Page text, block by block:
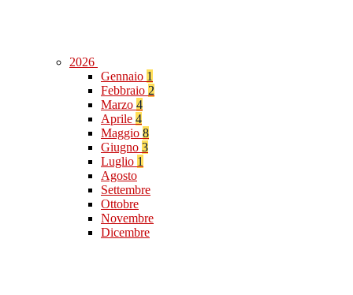
2026
Gennaio 1
Febbraio 2
Marzo 4
Aprile 4
Maggio 8
Giugno 3
Luglio 1
Agosto
Settembre
Ottobre
Novembre
Dicembre